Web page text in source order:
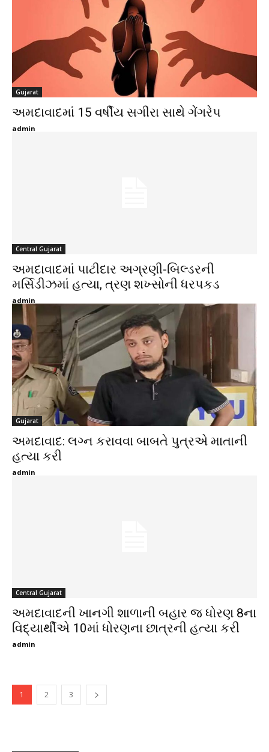
Gujarat
અમદાવાદમાં 15 વર્ષીય સગીરા સાથે ગેંગરેપ
admin
Central Gujarat
અમદાવાદમાં પાટીદાર અગ્રણી-બિલ્ડરની
મર્સિડીઝમાં હત્યા, ત્રણ શખ્સોની ધરપકડ
admin
Gujarat
અમદાવાદ: લગ્ન કરાવવા બાબતે પુત્રએ માતાની
હત્યા કરી
admin
Central Gujarat
અમદાવાદની ખાનગી શાળાની બહાર જ ધોરણ 8ના
વિદ્યાર્થીએ 10માં ધોરણના છાત્રની હત્યા કરી
admin
1 2 3